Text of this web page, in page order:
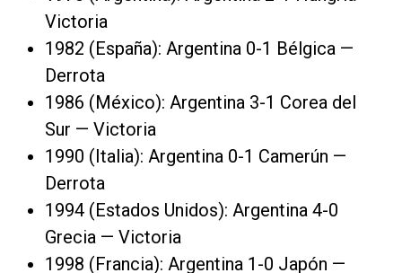
Victoria
1982 (España): Argentina 0-1 Bélgica —
Derrota
1986 (México): Argentina 3-1 Corea del
Sur — Victoria
1990 (Italia): Argentina 0-1 Camerún —
Derrota
1994 (Estados Unidos): Argentina 4-0
Grecia — Victoria
1998 (Francia): Argentina 1-0 Japón —